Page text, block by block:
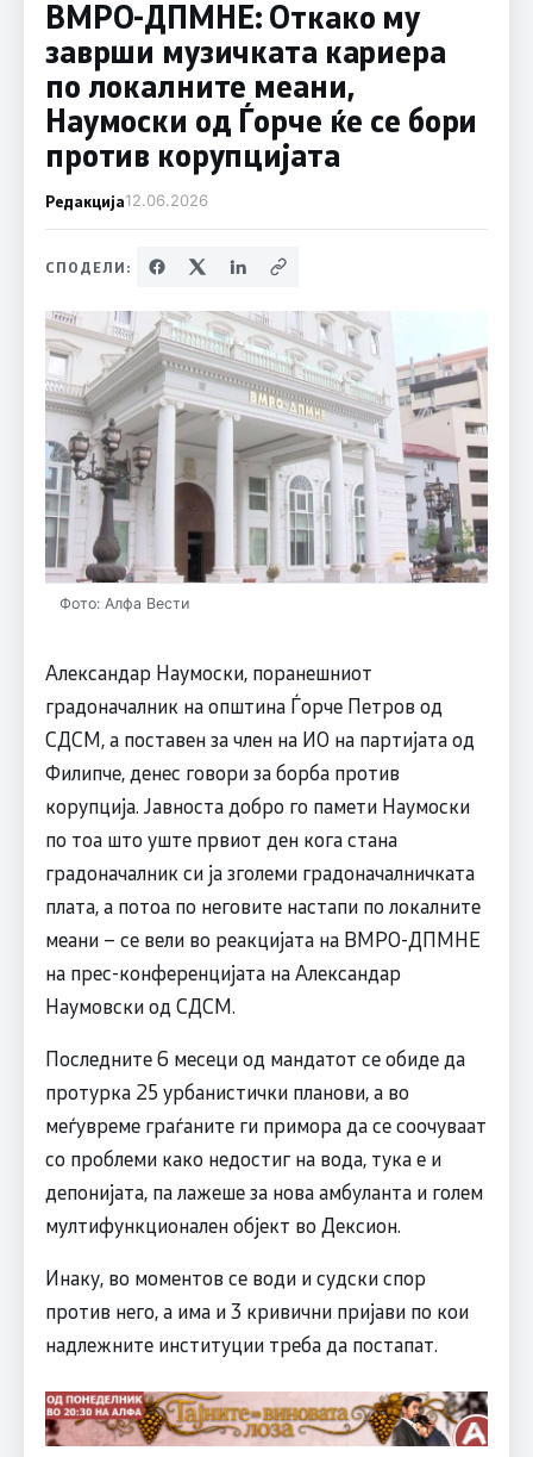
ВМРО-ДПМНЕ: Откако му
заврши музичката кариера
по локалните меани,
Наумоски од Ѓорче ќе се бори
против корупцијата
Редакција12.06.2026
СПОДЕЛИ:
Фото: Алфа Вести
Александар Наумоски, поранешниот
градоначалник на општина Ѓорче Петров од
СДСM, а поставен за член на ИО на партијата од
Филипче, денес говори за борба против
корупција. Јавноста добро го памети Наумоски
по тоа што уште првиот ден кога стана
градоначалник си ја зголеми градоначалничката
плата, а потоа по неговите настапи по локалните
меани – се вели во реакцијата на ВМРО-ДПМНЕ
на прес-конференцијата на Александар
Наумовски од СДСМ.
Последните 6 месеци од мандатот се обиде да
протурка 25 урбанистички планови, а во
меѓувреме граѓаните ги примора да се соочуваат
со проблеми како недостиг на вода, тука е и
депонијата, па лажеше за нова амбуланта и голем
мултифункционален објект во Дексион.
Инаку, во моментов се води и судски спор
против него, а има и 3 кривични пријави по кои
надлежните институции треба да постапат.